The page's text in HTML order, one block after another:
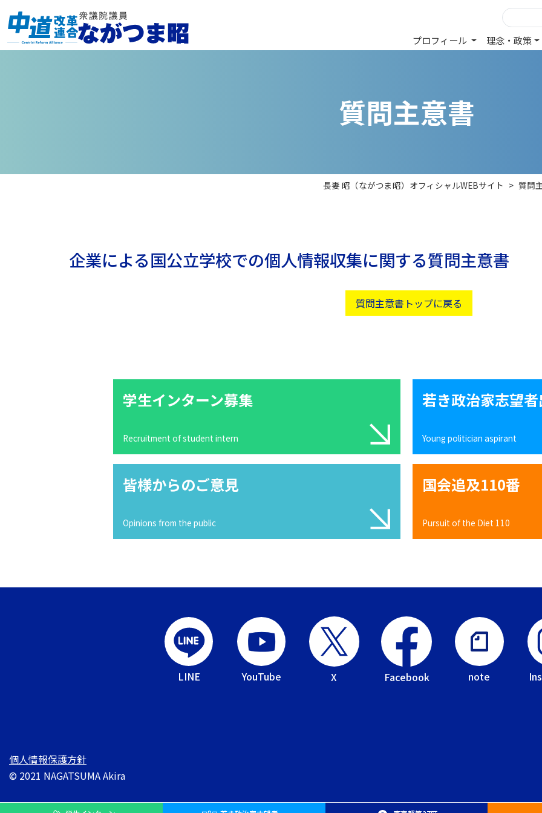
プロフィール 理念・政策
質問主意書
長妻 昭（ながつま昭）オフィシャルWEBサイト > 質問
企業による国公立学校での個人情報収集に関する質問主意書
質問主意書トップに戻る
学生インターン募集
Recruitment of student intern
若き政治家志望
Young politician aspirant
皆様からのご意見
Opinions from the public
国会追及110番
Pursuit of the Diet 110
LINE YouTube X Facebook note
個人情報保護方針
© 2021 NAGATSUMA Akira